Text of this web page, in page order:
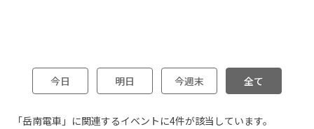
今日 明日 今週末 全て
「岳南電車」に関連するイベントに4件が該当しています。